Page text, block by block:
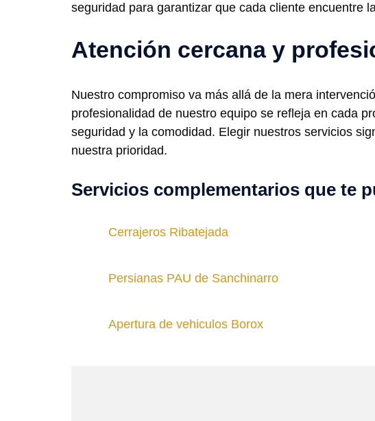
seguridad para garantizar que cada cliente encuentre
Atención cercana y
Nuestro compromiso va más allá de la mera
profesionalidad de nuestro equipo se refleja en cada
seguridad y la comodidad. Elegir nuestros servicios
nuestra prioridad.
Servicios complementarios que te
Cerrajeros Ribatejada
Persianas PAU de Sanchinarro
Apertura de vehiculos Borox